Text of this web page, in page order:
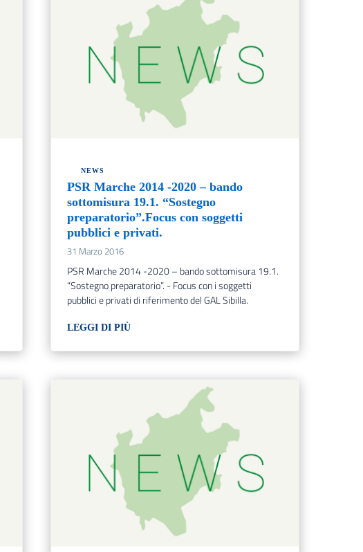
NEWS
PSR Marche 2014 -2020 – bando
sottomisura 19.1. “Sostegno
preparatorio”.Focus con soggetti
pubblici e privati.
31 Marzo 2016
PSR Marche 2014 -2020 – bando sottomisura 19.1.
“Sostegno preparatorio”. - Focus con i soggetti
pubblici e privati di riferimento del GAL Sibilla.
LEGGI DI PIÙ